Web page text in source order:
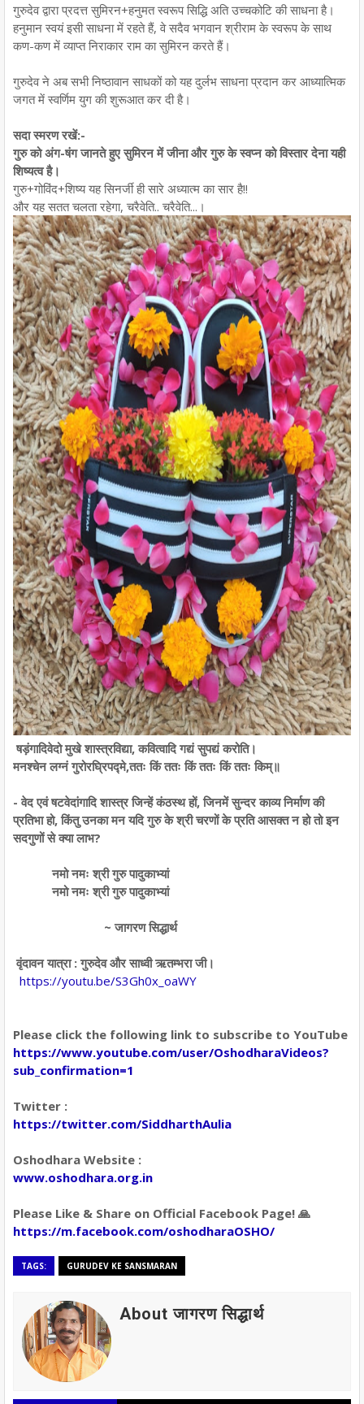
गुरुदेव द्वारा प्रदत्त सुमिरन+हनुमत स्वरूप सिद्धि अति उच्चकोटि की साधना है।
हनुमान स्वयं इसी साधना में रहते हैं, वे सदैव भगवान श्रीराम के स्वरूप के साथ
कण-कण में व्याप्त निराकार राम का सुमिरन करते हैं।
गुरुदेव ने अब सभी निष्ठावान साधकों को यह दुर्लभ साधना प्रदान कर आध्यात्मिक
जगत में स्वर्णिम युग की शुरूआत कर दी है।
सदा स्मरण रखें:-
गुरु को अंग-षंग जानते हुए सुमिरन में जीना और गुरु के स्वप्न को विस्तार देना यही
शिष्यत्व है।
गुरु+गोविंद+शिष्य यह सिनर्जी ही सारे अध्यात्म का सार है!!
और यह सतत चलता रहेगा, चरैवेति.. चरैवेति...।
षड़ंगादिवेदो मुखे शास्त्रविद्या, कवित्वादि गद्यं सुपद्यं करोति।
मनश्चेन लग्नं गुरोरघ्रिपद्मे,ततः किं ततः किं ततः किं ततः किम्॥
- वेद एवं षटवेदांगादि शास्त्र जिन्हें कंठस्थ हों, जिनमें सुन्दर काव्य निर्माण की
प्रतिभा हो, किंतु उनका मन यदि गुरु के श्री चरणों के प्रति आसक्त न हो तो इन
सदगुणों से क्या लाभ?
नमो नमः श्री गुरु पादुकाभ्यां
नमो नमः श्री गुरु पादुकाभ्यां
~ जागरण सिद्धार्थ
वृंदावन यात्रा : गुरुदेव और साध्वी ऋतम्भरा जी।
https://youtu.be/S3Gh0x_oaWY
Please click the following link to subscribe to YouTube
https://www.youtube.com/user/OshodharaVideos?
sub_confirmation=1
Twitter :
https://twitter.com/SiddharthAulia
Oshodhara Website :
www.oshodhara.org.in
Please Like & Share on Official Facebook Page! 🙏
https://m.facebook.com/oshodharaOSHO/
TAGS: GURUDEV KE SANSMARAN
About जागरण सिद्धार्थ